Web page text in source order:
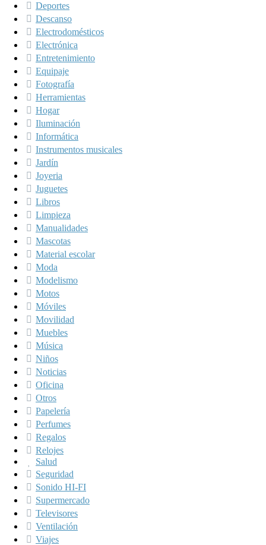
Deportes
Descanso
Electrodomésticos
Electrónica
Entretenimiento
Equipaje
Fotografía
Herramientas
Hogar
Iluminación
Informática
Instrumentos musicales
Jardín
Joyeria
Juguetes
Libros
Limpieza
Manualidades
Mascotas
Material escolar
Moda
Modelismo
Motos
Móviles
Movilidad
Muebles
Música
Niños
Noticias
Oficina
Otros
Papelería
Perfumes
Regalos
Relojes
Salud
Seguridad
Sonido HI-FI
Supermercado
Televisores
Ventilación
Viajes